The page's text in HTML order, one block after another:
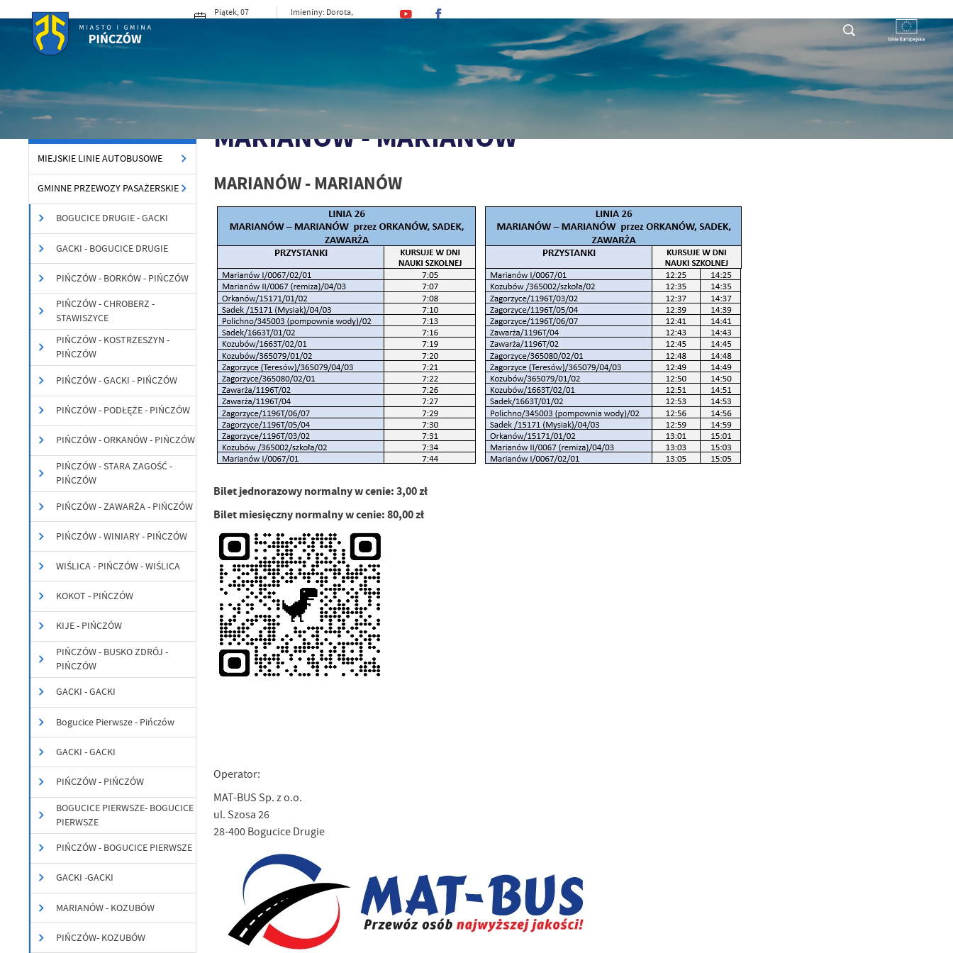
Piątek, 07
Imieniny: Dorota,
DLA MIESZKAŃCA DLA TURYSTY DLA PRZEDSIĘBIORCY KONTAKT
do:
GMINNE PRZEWOZY
PASAŻERSKIE
Strona główna Dla Mieszkańca Rozkłady jazdy komunikacji zbiorowej GMINNE PRZEWOZY PASAŻERSKIE MARIANÓW - MARIANÓW
ROZKŁADY JAZDY KOMUNIKACJI
MIEJSKIE LINIE AUTOBUSOWE
GMINNE PRZEWOZY PASAŻERSKIE
BOGUCICE DRUGIE - GACKI
GACKI - BOGUCICE DRUGIE
PIŃCZÓW - BORKÓW - PIŃCZÓW
PIŃCZÓW - CHROBERZ -
STAWISZYCE
PIŃCZÓW - KOSTRZESZYN -
PIŃCZÓW
PIŃCZÓW - GACKI - PIŃCZÓW
PIŃCZÓW - PODŁĘŻE - PIŃCZÓW
PIŃCZÓW - ORKANÓW - PIŃCZÓW
PIŃCZÓW - STARA ZAGOŚĆ -
PIŃCZÓW
PIŃCZÓW - ZAWARŻA - PIŃCZÓW
PIŃCZÓW - WINIARY - PIŃCZÓW
WIŚLICA - PIŃCZÓW - WIŚLICA
KOKOT - PIŃCZÓW
KIJE - PIŃCZÓW
PIŃCZÓW - BUSKO ZDRÓJ -
PIŃCZÓW
GACKI - GACKI
Bogucice Pierwsze - Pińczów
GACKI - GACKI
PIŃCZÓW - PIŃCZÓW
BOGUCICE PIERWSZE- BOGUCICE
PIERWSZE
PIŃCZÓW - BOGUCICE PIERWSZE
GACKI -GACKI
MARIANÓW - KOZUBÓW
PIŃCZÓW- KOZUBÓW
MARIANÓW - MARIANÓW
MARIANÓW - MARIANÓW
Bilet jednorazowy normalny w cenie: 3,00 zł
Bilet miesięczny normalny w cenie: 80,00 zł
Operator:
MAT-BUS Sp. z o.o.
ul. Szosa 26
28-400 Bogucice DrugieNiezbędne pliki cookies służą do prawidłowego funkcjonowania strony internetowej i
umożliwiają Ci komfortowe korzystanie z oferowanych przez nas usług.
Twoich ustawień preferencji prywatności, logowania czy wypełniania formularzy. Dzięki plikom
cookies strona, z której korzystasz, może działać bez zakłóceń.
Więcej
Funkcjonalne i personalizacyjne
Tego typu pliki cookies umożliwiają stronie internetowej zapamiętanie wprowadzonych przez
Ciebie ustawień oraz personalizację określonych funkcjonalności czy prezentowanych treści.
Dzięki tym plikom cookies możemy zapewnić Ci większy komfort korzystania z funkcjonalności